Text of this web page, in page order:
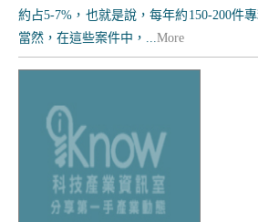
約占5-7%，也就是說，每年約150-200件
當然，在這些案件中，...More